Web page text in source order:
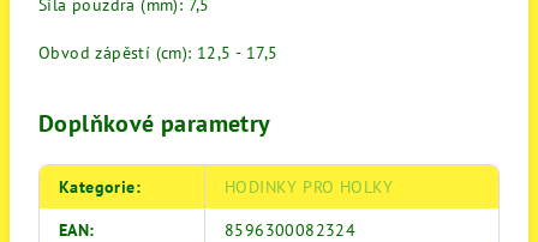
Síla pouzdra (mm): 7,5
Obvod zápěstí (cm): 12,5 - 17,5
Doplňkové parametry
Kategorie:
HODINKY PRO HOLKY
EAN:
8596300082324